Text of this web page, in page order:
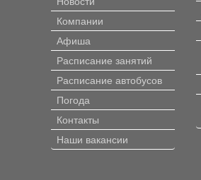
Компании
Афиша
Расписание занятий
Расписание автобусов
Погода
Контакты
Наши вакансии